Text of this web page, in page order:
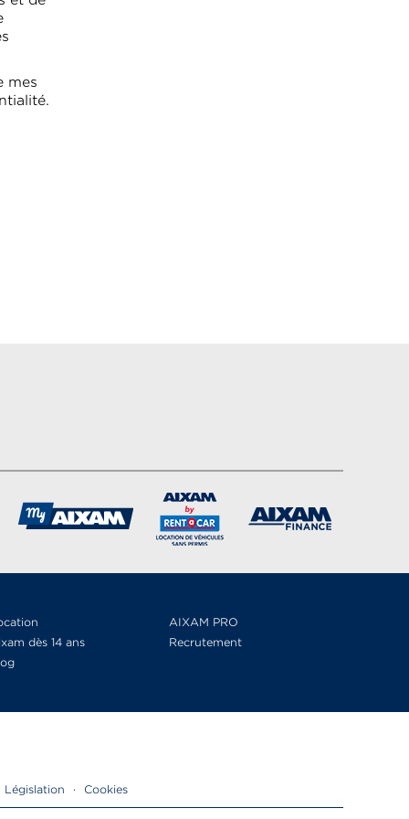
mes
AIXAM PRO
dès 14 ans
Recrutement
Législation · Cookies